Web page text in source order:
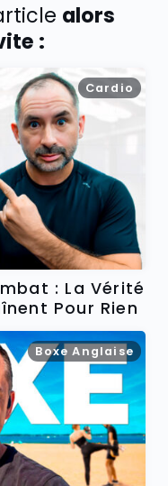
alors
:
Cardio
: La Vérité
Pour Rien
Boxe Anglaise